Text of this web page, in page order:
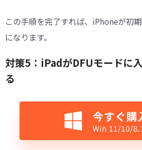
この手順を完了すれば、iPhoneが初
になります。
対策5：iPadがDFUモードに
る